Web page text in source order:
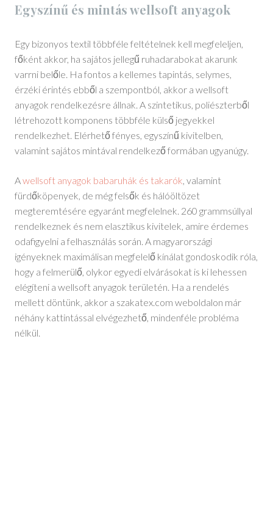
Egyszínű és mintás wellsoft anyagok
Egy bizonyos textil többféle feltételnek kell megfeleljen,
főként akkor, ha sajátos jellegű ruhadarabokat akarunk
varrni belőle. Ha fontos a kellemes tapintás, selymes,
érzéki érintés ebből a szempontból, akkor a wellsoft
anyagok rendelkezésre állnak. A szintetikus, poliészterből
létrehozott komponens többféle külső jegyekkel
rendelkezhet. Elérhető fényes, egyszínű kivitelben,
valamint sajátos mintával rendelkező formában ugyanúgy.
A wellsoft anyagok babaruhák és takarók , valamint
fürdőköpenyek, de még felsők és hálóöltözet
megteremtésére egyaránt megfelelnek. 260 grammsúllyal
rendelkeznek és nem elasztikus kivitelek, amire érdemes
odafigyelni a felhasználás során. A magyarországi
igényeknek maximálisan megfelelő kínálat gondoskodik róla,
hogy a felmerülő, olykor egyedi elvárásokat is ki lehessen
elégíteni a wellsoft anyagok területén. Ha a rendelés
mellett döntünk, akkor a szakatex.com weboldalon már
néhány kattintással elvégezhető, mindenféle probléma
nélkül.